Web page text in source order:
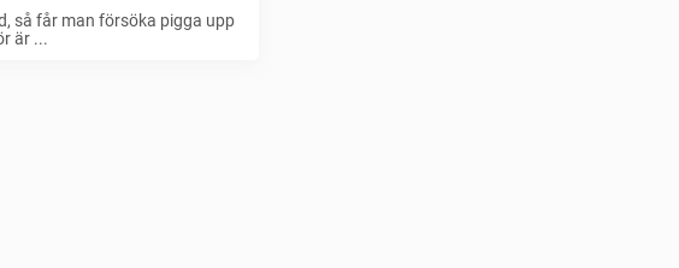
så får man försöka pigga upp
är ...